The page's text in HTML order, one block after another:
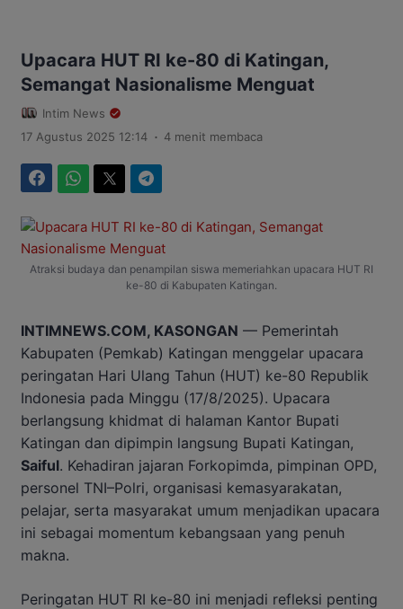
Upacara HUT RI ke-80 di Katingan,
Semangat Nasionalisme Menguat
Intim News
17 Agustus 2025 12:14 . 4 menit membaca
Atraksi budaya dan penampilan siswa memeriahkan upacara HUT RI
ke-80 di Kabupaten Katingan.
INTIMNEWS.COM, KASONGAN — Pemerintah
Kabupaten (Pemkab) Katingan menggelar upacara
peringatan Hari Ulang Tahun (HUT) ke-80 Republik
Indonesia pada Minggu (17/8/2025). Upacara
berlangsung khidmat di halaman Kantor Bupati
Katingan dan dipimpin langsung Bupati Katingan,
Saiful. Kehadiran jajaran Forkopimda, pimpinan OPD,
personel TNI–Polri, organisasi kemasyarakatan,
pelajar, serta masyarakat umum menjadikan upacara
ini sebagai momentum kebangsaan yang penuh
makna.
Peringatan HUT RI ke-80 ini menjadi refleksi penting